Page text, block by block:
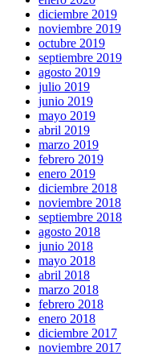
diciembre 2019
noviembre 2019
octubre 2019
septiembre 2019
agosto 2019
julio 2019
junio 2019
mayo 2019
abril 2019
marzo 2019
febrero 2019
enero 2019
diciembre 2018
noviembre 2018
septiembre 2018
agosto 2018
junio 2018
mayo 2018
abril 2018
marzo 2018
febrero 2018
enero 2018
diciembre 2017
noviembre 2017